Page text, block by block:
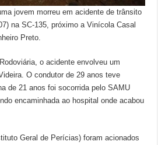
jovem morreu em acidente de trânsito
na SC-135, próximo a Vinícola Casal
Preto.
o acidente envolveu um
O condutor de 29 anos teve
de 21 anos foi socorrida pelo SAMU
encaminhada ao hospital onde acabou
Geral de Perícias) foram acionados